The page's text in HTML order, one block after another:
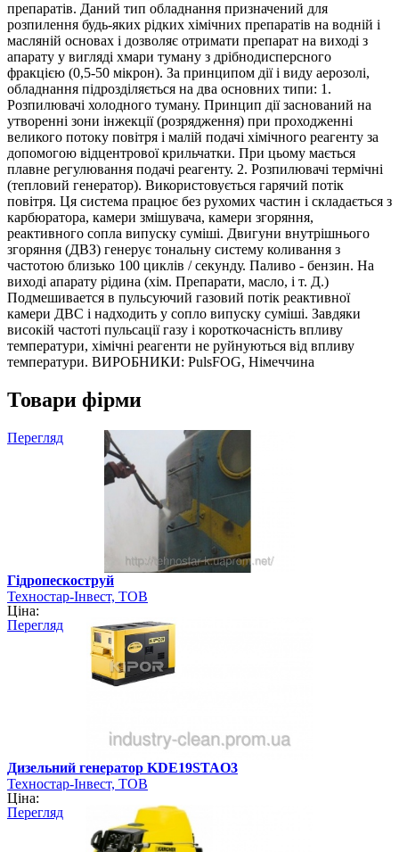
препаратів. Даний тип обладнання призначений для
розпилення будь-яких рідких хімічних препаратів на водній і
масляній основах і дозволяє отримати препарат на виході з
апарату у вигляді хмари туману з дрібнодисперсного
фракцією (0,5-50 мікрон). За принципом дії і виду аерозолі,
обладнання підрозділяється на два основних типи: 1.
Розпилювачі холодного туману. Принцип дії заснований на
утворенні зони інжекції (розрядження) при проходженні
великого потоку повітря і малій подачі хімічного реагенту за
допомогою відцентрової крильчатки. При цьому мається
плавне регулювання подачі реагенту. 2. Розпилювачі термічні
(тепловий генератор). Використовується гарячий потік
повітря. Ця система працює без рухомих частин і складається з
карбюратора, камери змішувача, камери згоряння,
реактивного сопла випуску суміші. Двигуни внутрішнього
згоряння (ДВЗ) генерує тональну систему коливання з
частотою близько 100 циклів / секунду. Паливо - бензин. На
виході апарату рідина (хім. Препарати, масло, і т. Д.)
Подмешивается в пульсуючий газовий потік реактивної
камери ДВС і надходить у сопло випуску суміші. Завдяки
високій частоті пульсації газу і короткочасність впливу
температури, хімічні реагенти не руйнуються від впливу
температури. ВИРОБНИКИ: PulsFOG, Німеччина
Товари фірми
Перегляд
Гідропескоструй
Техностар-Інвест, ТОВ
Ціна:
Перегляд
Дизельний генератор KDE19STAO3
Техностар-Інвест, ТОВ
Ціна:
Перегляд